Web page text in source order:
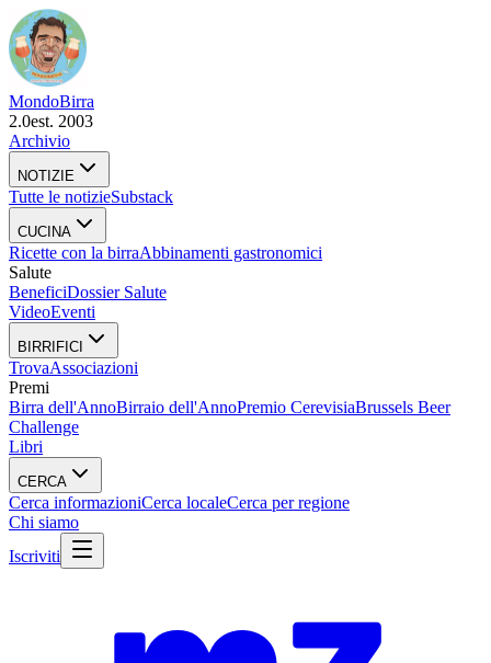
MondoBirra
2.0est. 2003
Archivio
NOTIZIE
Tutte le notizieSubstack
CUCINA
Ricette con la birraAbbinamenti gastronomici
Salute
BeneficiDossier Salute
VideoEventi
BIRRIFICI
TrovaAssociazioni
Premi
Birra dell'AnnoBirraio dell'AnnoPremio CerevisiaBrussels Beer
Challenge
Libri
CERCA
Cerca informazioniCerca localeCerca per regione
Chi siamo
Iscriviti